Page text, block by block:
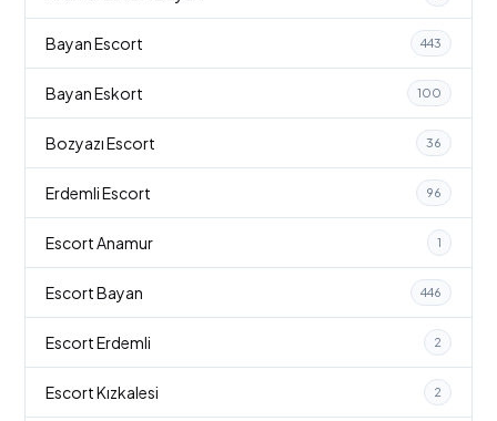
Bayan Escort 443
Bayan Eskort 100
Bozyazı Escort 36
Erdemli Escort 96
Escort Anamur 1
Escort Bayan 446
Escort Erdemli 2
Escort Kızkalesi 2